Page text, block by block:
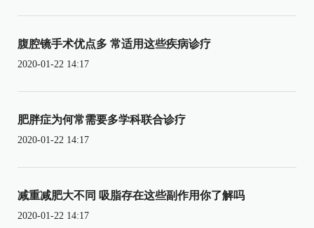
腹腔镜手术优点多 常适用这些疾病诊疗
2020-01-22 14:17
肥胖症为何常需要多学科联合诊疗
2020-01-22 14:17
减重减肥大不同 吸脂存在这些副作用你了解吗
2020-01-22 14:17